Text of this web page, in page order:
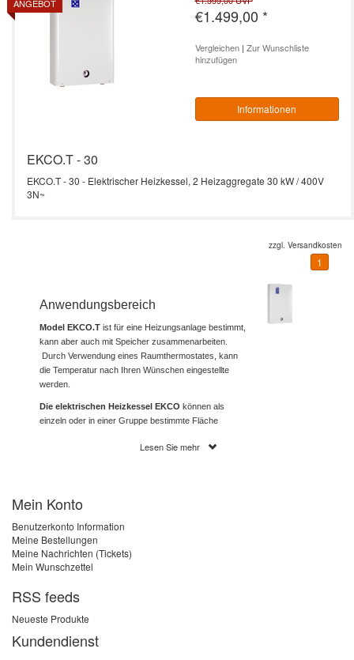
ANGEBOT
€1.499,00 *
Vergleichen| Zur Wunschliste
hinzufügen
Informationen
EKCO.T - 30
EKCO.T - 30 - Elektrischer Heizkessel, 2 Heizaggregate 30 kW / 400V
3N~
zzgl. Versandkosten
1
Anwendungsbereich
Model EKCO.T ist für eine Heizungsanlage bestimmt,
kann aber auch mit Speicher zusammenarbeiten.
Durch Verwendung eines Raumthermostates, kann
die Temperatur nach Ihren Wünschen eingestellte
werden.
Die elektrischen Heizkessel EKCO können als
einzeln oder in einer Gruppe bestimmte Fläche
höchsten Wärmekomfort. Der Kessel ist
eine voll automatische Leistungsanstellung und ein
Ausstattung:
Steuerpaneel
Übertemperaturbegrenzer
2 Heizaggregate
Lesen Sie mehr
Mein Konto
Benutzerkonto Information
Meine Bestellungen
Meine Nachrichten (Tickets)
Mein Wunschzettel
RSS feeds
Neueste Produkte
Kundendienst